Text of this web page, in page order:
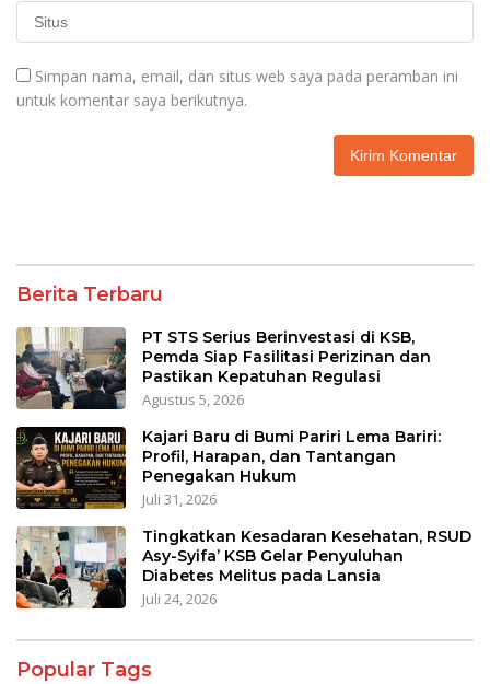
Simpan nama, email, dan situs web saya pada peramban ini
untuk komentar saya berikutnya.
Berita Terbaru
PT STS Serius Berinvestasi di KSB,
Pemda Siap Fasilitasi Perizinan dan
Pastikan Kepatuhan Regulasi
Agustus 5, 2026
Kajari Baru di Bumi Pariri Lema Bariri:
Profil, Harapan, dan Tantangan
Penegakan Hukum
Juli 31, 2026
Tingkatkan Kesadaran Kesehatan, RSUD
Asy-Syifa’ KSB Gelar Penyuluhan
Diabetes Melitus pada Lansia
Juli 24, 2026
Popular Tags